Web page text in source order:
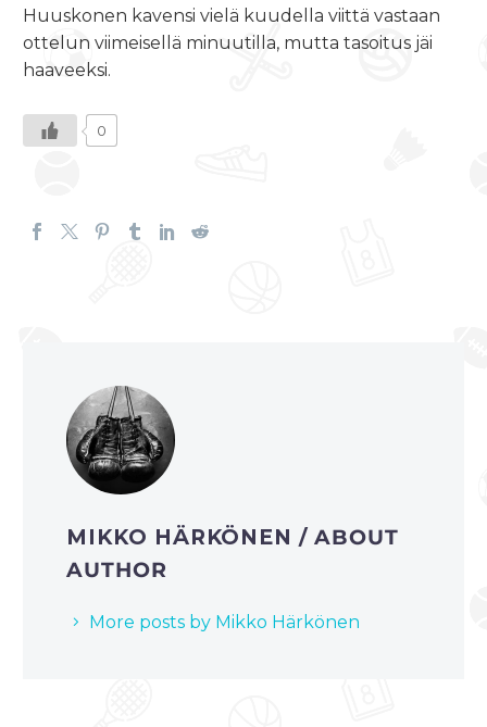
Huuskonen kavensi vielä kuudella viittä vastaan
ottelun viimeisellä minuutilla, mutta tasoitus jäi
haaveeksi.
0
MIKKO HÄRKÖNEN/ ABOUT
AUTHOR
More posts by Mikko Härkönen